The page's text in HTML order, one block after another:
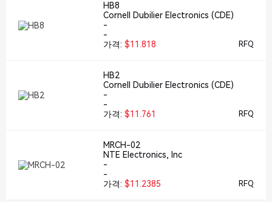
HB8
Cornell Dubilier Electronics (CDE)
-
-
가격: $11.818 RFQ
HB2
Cornell Dubilier Electronics (CDE)
-
-
가격: $11.761 RFQ
MRCH-02
NTE Electronics, Inc
-
-
가격: $11.2385 RFQ